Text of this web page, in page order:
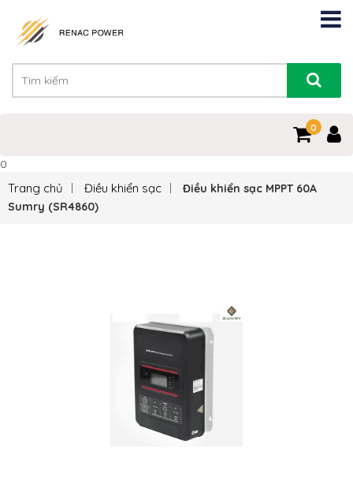
0
0
Trang chủ Điều khiển sạc
Điều khiển sạc MPPT 60A
Sumry (SR4860)